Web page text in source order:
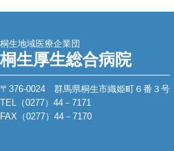
桐生地域医療企業団
桐生厚生総合病院
〒376-0024 群馬県桐生市織姫町６番３号
TEL（0277）44－7171
FAX（0277）44－7170